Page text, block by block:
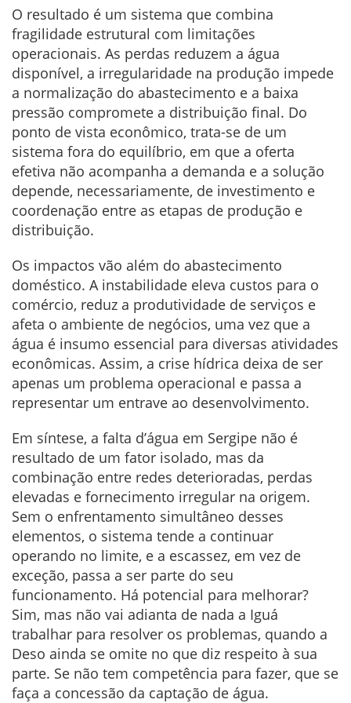
O resultado é um sistema que combina
fragilidade estrutural com limitações
operacionais. As perdas reduzem a água
disponível, a irregularidade na produção impede
a normalização do abastecimento e a baixa
pressão compromete a distribuição final. Do
ponto de vista econômico, trata-se de um
sistema fora do equilíbrio, em que a oferta
efetiva não acompanha a demanda e a solução
depende, necessariamente, de investimento e
coordenação entre as etapas de produção e
distribuição.
Os impactos vão além do abastecimento
doméstico. A instabilidade eleva custos para o
comércio, reduz a produtividade de serviços e
afeta o ambiente de negócios, uma vez que a
água é insumo essencial para diversas atividades
econômicas. Assim, a crise hídrica deixa de ser
apenas um problema operacional e passa a
representar um entrave ao desenvolvimento.
Em síntese, a falta d’água em Sergipe não é
resultado de um fator isolado, mas da
combinação entre redes deterioradas, perdas
elevadas e fornecimento irregular na origem.
Sem o enfrentamento simultâneo desses
elementos, o sistema tende a continuar
operando no limite, e a escassez, em vez de
exceção, passa a ser parte do seu
funcionamento. Há potencial para melhorar?
Sim, mas não vai adianta de nada a Iguá
trabalhar para resolver os problemas, quando a
Deso ainda se omite no que diz respeito à sua
parte. Se não tem competência para fazer, que se
faça a concessão da captação de água.